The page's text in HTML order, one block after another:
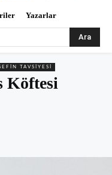
Yazarlar
Ara
TAVSIYESI
Köftesi